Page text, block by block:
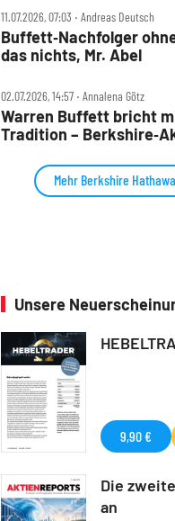
11.07.2026, 07:03 ‧ Andreas Deutsch
Buffett‑Nachfolger
das nichts, Mr. Abel
02.07.2026, 14:57 ‧ Annalena Götz
Warren Buffett bricht
Tradition –
Mehr Berkshire
Unsere
9,90 €
Die
an